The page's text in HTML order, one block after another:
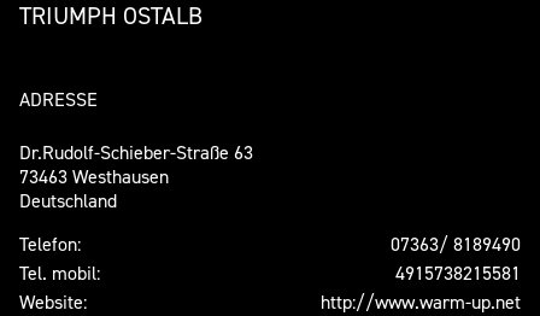
TRIUMPH OSTALB
ADRESSE
Dr.Rudolf-Schieber-Straße 63
73463 Westhausen
Deutschland
Telefon:
07363/ 8189490
Tel. mobil:
4915738215581
Website:
http://www.warm-up.net